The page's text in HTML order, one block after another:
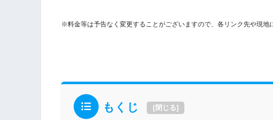
※料金等は予告なく変更することがございますので、各リンク先や現地
もくじ [閉じる]